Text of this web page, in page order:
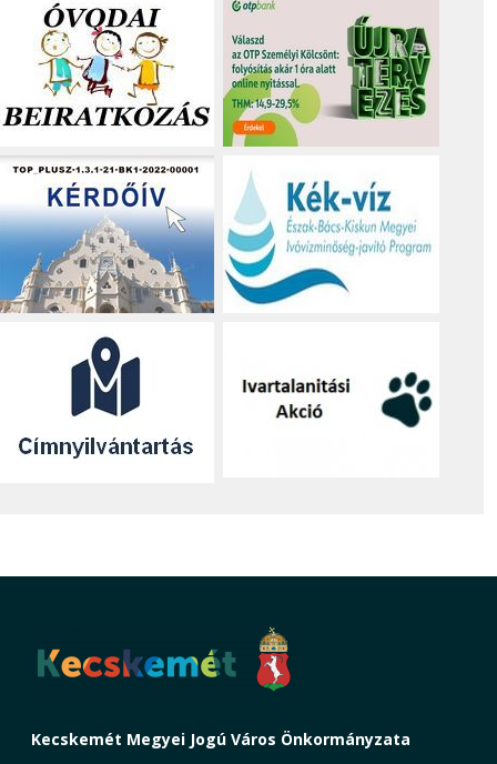
Kecskemét Megyei Jogú Város Önkormányzata